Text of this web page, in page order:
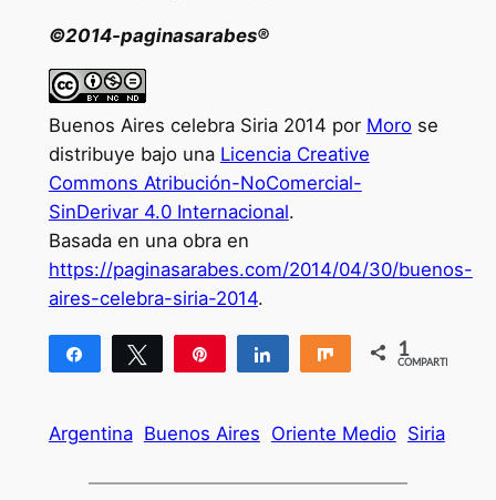
©2014-paginasarabes®
Buenos Aires celebra Siria 2014 por Morose
distribuye bajo una Licencia Creative
Commons Atribución-NoComercial-
SinDerivar 4.0 Internacional.
Basada en una obra en
https://paginasarabes.com/2014/04/30/buenos-
aires-celebra-siria-2014.
Compartir Twittear Compartir Compartir
1
COMPARTIR
Argentina Buenos Aires Oriente Medio Siria